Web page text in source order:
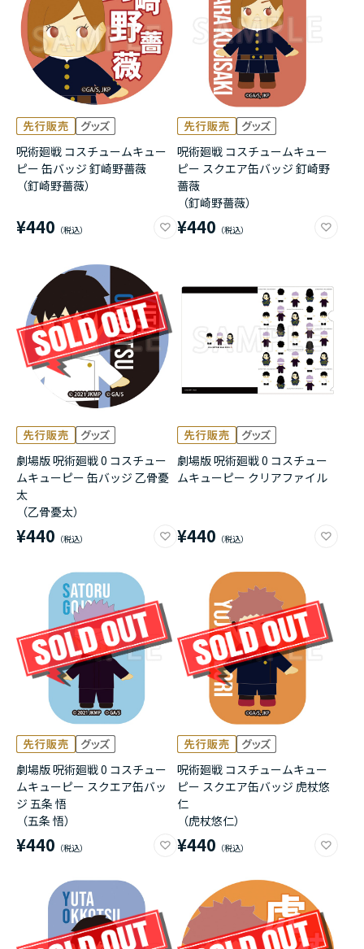
呪術廻戦 コスチュームキュー
ピー 缶バッジ 釘崎野薔薇
（釘崎野薔薇）
¥440
呪術廻戦 コスチュームキュー
ピー スクエア缶バッジ 釘崎野
薔薇
（釘崎野薔薇）
¥440
劇場版 呪術廻戦 0 コスチュー
ムキューピー 缶バッジ 乙骨憂
太
（乙骨憂太）
¥440
劇場版 呪術廻戦 0 コスチュー
ムキューピー クリアファイル
¥440
劇場版 呪術廻戦 0 コスチュー
ムキューピー スクエア缶バッ
ジ 五条 悟
（五条 悟）
¥440
呪術廻戦 コスチュームキュー
ピー スクエア缶バッジ 虎杖悠
仁
（虎杖悠仁）
¥440